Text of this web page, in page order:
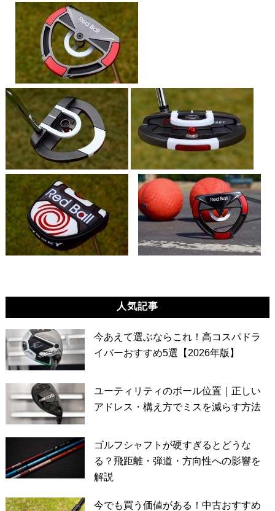
人気記事
今あえて選ぶならこれ！高コスパドラ
イバーおすすめ5選【2026年版】
ユーティリティのボール位置｜正しい
アドレス・構え方でミスを減らす方法
ゴルフシャフトが硬すぎるとどうな
る？飛距離・弾道・方向性への影響を
解説
今でも買う価値がある！中古おすすめ